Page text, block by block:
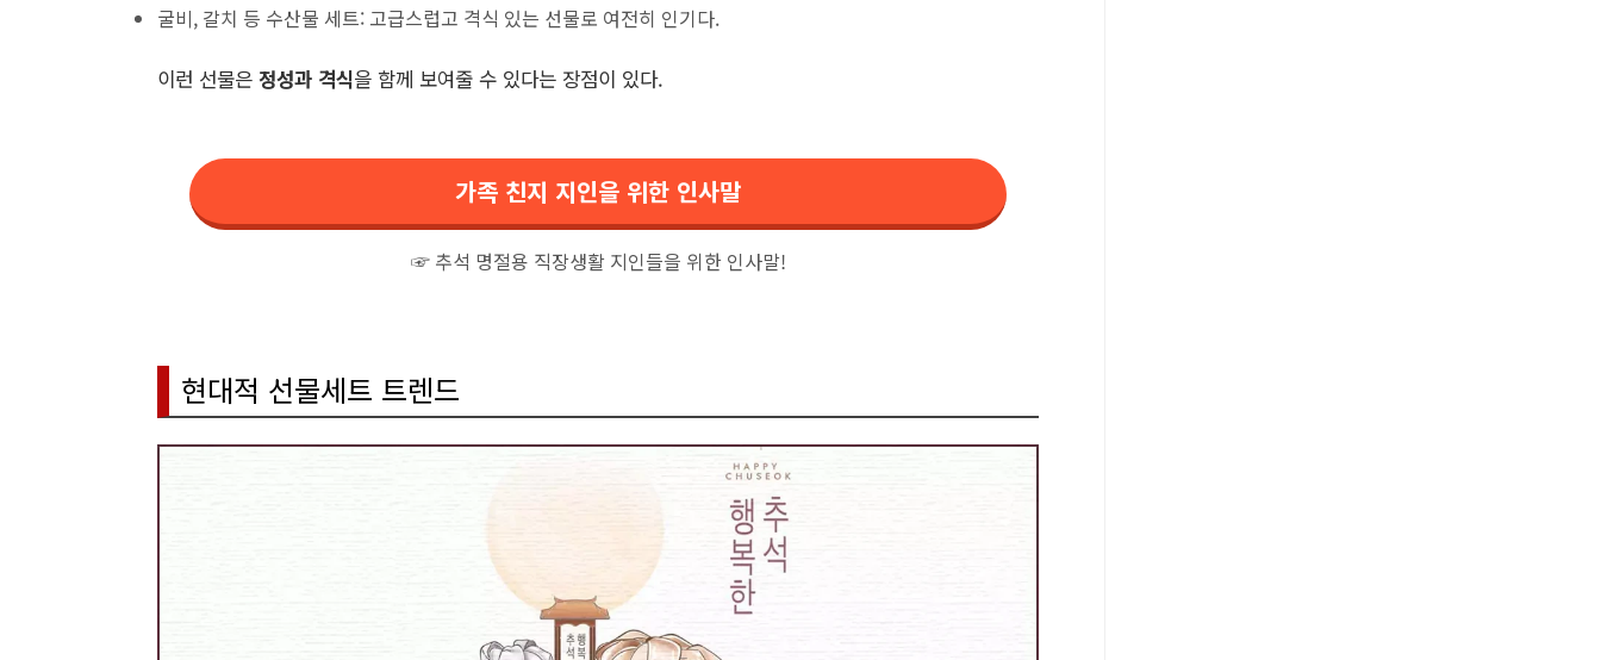
굴비, 갈치 등 수산물 세트: 고급스럽고 격식 있는 선물로 여전히 인기다.
이런 선물은 정성과 격식을 함께 보여줄 수 있다는 장점이 있다.
가족 친지 지인을 위한 인사말
☞ 추석 명절용 직장생활 지인들을 위한 인사말!
현대적 선물세트 트렌드